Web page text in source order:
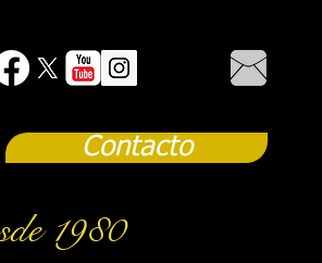
Contacto
1980